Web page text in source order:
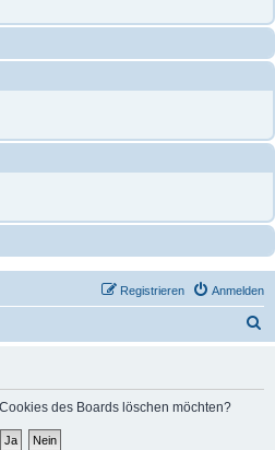
Anmelden
Registrieren
des Boards löschen möchten?